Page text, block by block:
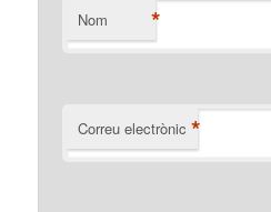
Nom *
Correu electrònic *